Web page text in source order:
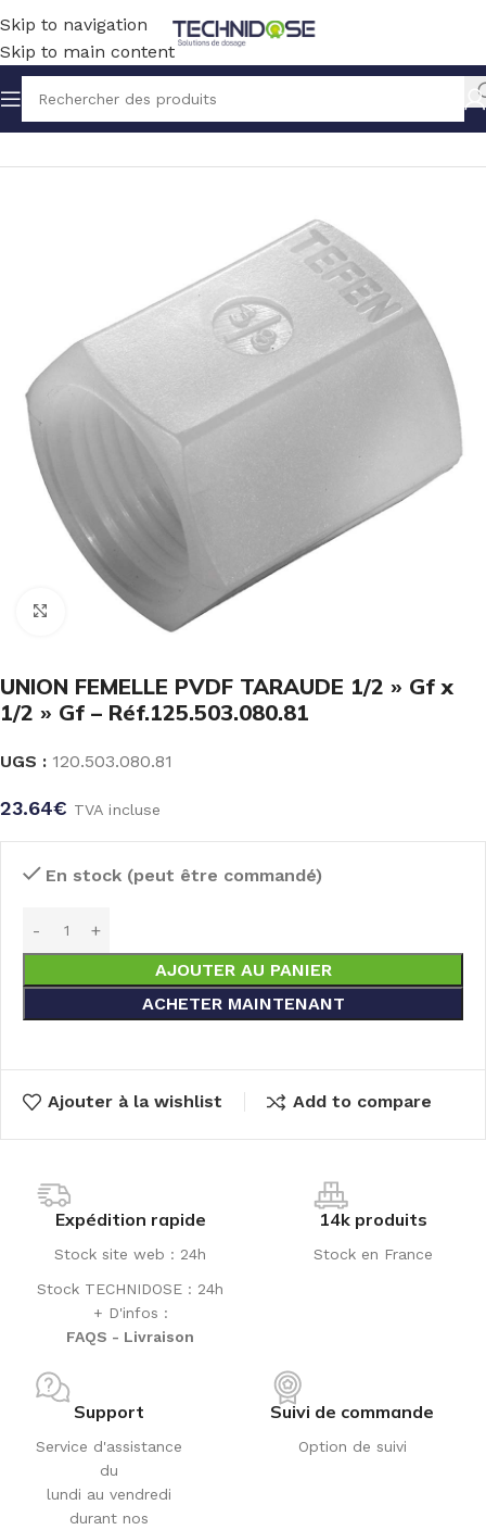
Skip to navigation
Skip to main content
Accueil TUYAUX ET RACCORDS RACCORDS PVDF
Click to enlarge
UNION FEMELLE PVDF TARAUDE 1/2 » Gf x
1/2 » Gf – Réf.125.503.080.81
UGS : 120.503.080.81
23.64€ TVA incluse
En stock (peut être commandé)
AJOUTER AU PANIER
ACHETER MAINTENANT
Ajouter à la wishlist Add to compare
Expédition rapide
Stock site web : 24h
Stock TECHNIDOSE : 24h
+ D'infos :
FAQS - Livraison
14k produits
Stock en France
Support
Service d'assistance
du
lundi au vendredi
durant nos
Suivi de commande
Option de suivi